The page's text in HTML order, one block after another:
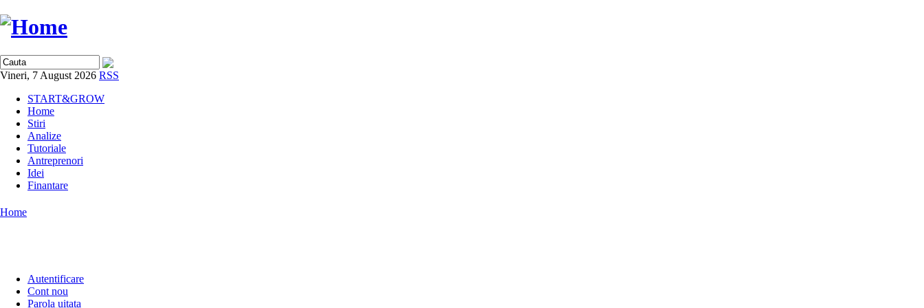
Vineri, 7 August 2026 RSS
START&GROW
Home
Stiri
Analize
Tutoriale
Antreprenori
Idei
Finantare
Home
Autentificare
Cont nou
Parola uitata